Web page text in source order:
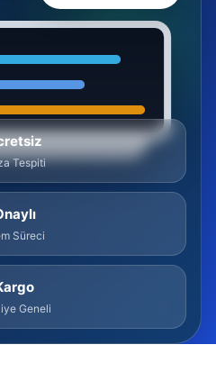
Tespiti
Süreci
Geneli